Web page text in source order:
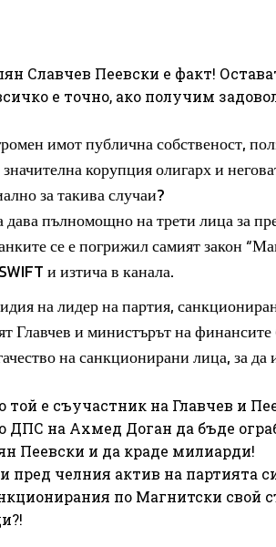
Славчев Пеевски е факт!
е точно, ако получим
имот публична собственост,
корупция олигарх и
за такива случаи?
пълномощно на трети лица за
се е погрижил самият закон
и изтича в канала.
на лидер на партия,
и министърът на финансите
на санкционирани лица, за да
е съучастник на Главчев и
ДПС на Ахмед Доган да бъде
Пеевски и да краде милиарди!
пред челния актив на партията
по Магнитски свой